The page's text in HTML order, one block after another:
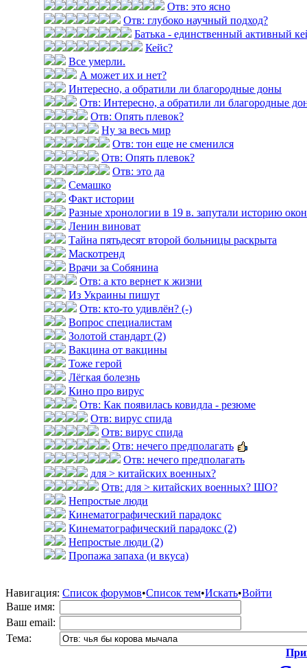
Отв: это ясно
Отв: глубоко научный подход?
Батька - единственный активный
Кейс?
Все умерли.
А может их и нет?
Интересно, а обратили ли благородные доны
Отв: Интересно, а обратили ли благородные
Отв: Опять плевок?
Ну за весь мир
Отв: тон еще не сменился
Отв: Опять плевок?
Отв: это да
Семашко
Факт истории
Разные хронологии в 19 в. запутали историю
Ленин виноват
Тайна пятьдесят второй больницы раскрыта
Маскотренд
Врачи за Собянина
Отв: а кто вернет к жизни
Из Украины пишут
Отв: кто-то удивлён? (-)
Вопрос специалистам
Золотой стандарт (2)
Вакцина от вакцины
Тоже герой
Лёгкая болезнь
Кино про вирус
Отв: Как появилась ковидла - резюме
Отв: вирус спида
Отв: вирус спида
Отв: нечего предполагать
Отв: нечего предполагать
для > китайских военных?
Отв: для > китайских военных? ШО?
Непростые люди
Кинематографический парадокс
Кинематографический парадокс (2)
Непростые люди (2)
Пропажа запаха (и вкуса)
Навигация: Список форумов•Список тем•Искать•Войти
Ваше имя:
Ваш email:
Тема: